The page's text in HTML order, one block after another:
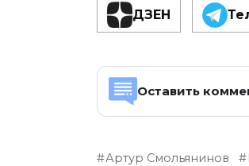
ДЗЕН
Оставить
Артур Смольянинов